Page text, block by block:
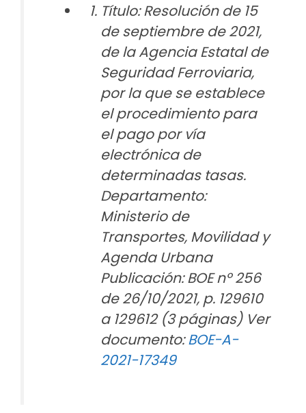
Título: Resolución de 15
de septiembre de 2021,
de la Agencia Estatal de
Seguridad Ferroviaria,
por la que se establece
el procedimiento para
el pago por vía
electrónica de
determinadas tasas.
Departamento:
Ministerio de
Transportes, Movilidad y
Agenda Urbana
Publicación: BOE nº 256
de 26/10/2021, p. 129610
a 129612 (3 páginas) Ver
documento:BOE-A-
2021-17349